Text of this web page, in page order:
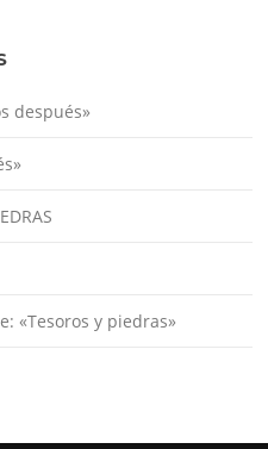
después»
«Tesoros y piedras»